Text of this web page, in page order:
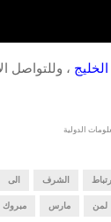
، وللتواصل
الدولية
الشرف الى
لمن مارس مبروك